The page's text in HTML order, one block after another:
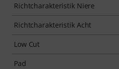
Richtcharakteristik Niere
Richtcharakteristik Acht
Low Cut
Pad